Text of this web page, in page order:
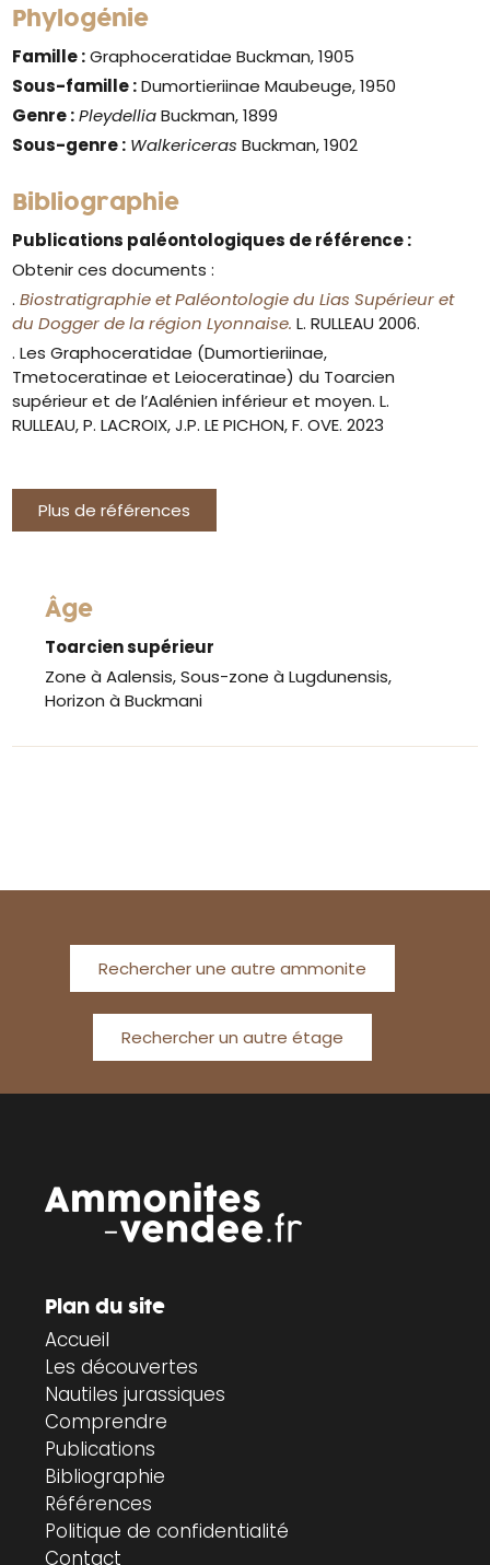
Phylogénie
Famille :Graphoceratidae Buckman, 1905
Sous-famille :Dumortieriinae Maubeuge, 1950
Genre : PleydelliaBuckman, 1899
Sous-genre : Walkericeras Buckman, 1902
Bibliographie
Publications paléontologiques de référence :
Obtenir ces documents :
.Biostratigraphie et Paléontologie du Lias Supérieur et
du Dogger de la région Lyonnaise.L. RULLEAU 2006.
. Les Graphoceratidae (Dumortieriinae,
Tmetoceratinae et Leioceratinae) du Toarcien
supérieur et de l’Aalénien inférieur et moyen. L.
RULLEAU, P. LACROIX, J.P. LE PICHON, F. OVE. 2023
Plus de références
Âge
Toarcien supérieur
Zone à Aalensis, Sous-zone à Lugdunensis,
Horizon à Buckmani
Rechercher une autre ammonite
Rechercher un autre étage
Plan du site
Accueil
Les découvertes
Nautiles jurassiques
Comprendre
Publications
Bibliographie
Références
Politique de confidentialité
Contact